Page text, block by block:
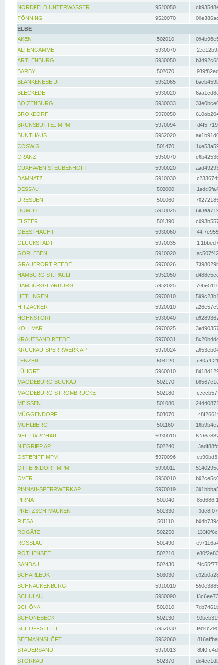
NORDFELD UNTERWASSER
9520050
TÖNNING
9520070
ELBE
AKEN
502010
ALTENGAMME
5930070
ARTLENBURG
5930050
BARBY
502070
BLANKENESE UF
5952065
BLECKEDE
5930020
BOIZENBURG
5930033
BROKDORF
5970050
BRUNSBÜTTEL MPM
5970094
BUNTHAUS
5952020
COSWIG
501470
CRANZ
5950070
CUXHAVEN STEUBENHÖFT
5990020
DAMNATZ
5910030
DESSAU
502000
DRESDEN
501060
DÖMITZ
5910025
ELSTER
501390
GEESTHACHT
5930060
GLÜCKSTADT
5970035
GORLEBEN
5910020
GRAUERORT REEDE
5970026
HAMBURG ST. PAULI
5952050
HAMBURG-HARBURG
5952025
HETLINGEN
5970010
HITZACKER
5920010
HOHNSTORF
5930040
KOLLMAR
5970025
KRAUTSAND REEDE
5970031
KRÜCKAU-SPERRWERK AP
5970024
LENZEN
503120
LÜHORT
5960010
MAGDEBURG-BUCKAU
502170
MAGDEBURG-STROMBRÜCKE
502180
MEISSEN
501080
MÜGGENDORF
503070
MÜHLBERG
501160
NEU DARCHAU
5930010
NIEGRIPP AP
502240
OSTERIFF MPM
5970096
OTTERNDORF MPM
5990011
OVER
5950010
PINNAU-SPERRWERK AP
5970019
PIRNA
501040
PRETZSCH-MAUKEN
501330
RIESA
501110
ROGÄTZ
502250
ROSSLAU
501490
ROTHENSEE
502210
SANDAU
502430
SCHARLEUK
503030
SCHNACKENBURG
5910010
SCHULAU
5950090
SCHÖNA
501010
SCHÖNEBECK
502130
SCHÖPFSTELLE
5952030
SEEMANNSHÖFT
5952060
STADERSAND
5970013
STORKAU
502370